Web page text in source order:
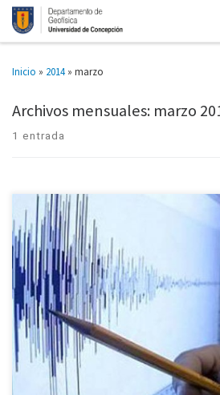
Inicio » 2014 » marzo
Archivos mensuales: marzo
1 entrada
Ante el escenario de un eventual terremoto
habitantes de las costas del Biobío podrían
tsunami, luego de tres […]